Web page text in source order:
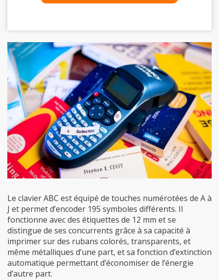
Le clavier ABC est équipé de touches numérotées de A à
J et permet d’encoder 195 symboles différents. Il
fonctionne avec des étiquettes de 12 mm et se
distingue de ses concurrents grâce à sa capacité à
imprimer sur des rubans colorés, transparents, et
même métalliques d’une part, et sa fonction d’extinction
automatique permettant d’économiser de l’énergie
d’autre part.